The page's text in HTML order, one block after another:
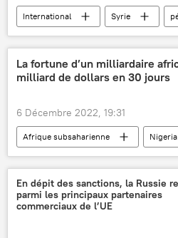
International Syrie
États-Unis
camion-citerne
La fortune d’un milliardaire
milliard de dollars en 30 jours
6 Décembre 2022, 19:31
Afrique subsaharienne
Nigeria
Aliko Dangote
milliardaires
richesse
bourse
actionnaires
sucre
En dépit des sanctions, la Russie
parmi les principaux partenaires
commerciaux de l’UE